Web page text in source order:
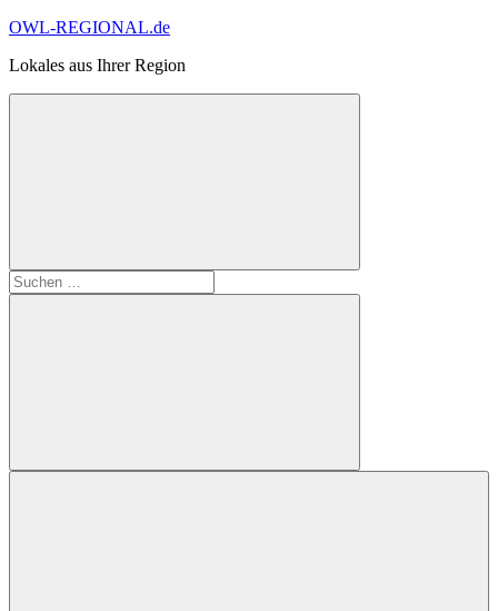
Zum
springen
OWL-REGIONAL.de
Lokales aus Ihrer Region
Suchformular
öffnen
Suchen
nach:
Suchen